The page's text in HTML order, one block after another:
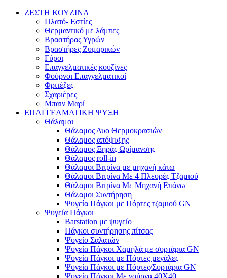
ΖΕΣΤΗ ΚΟΥΖΙΝΑ
Πλατό- Εστίες
Θερμαντικό με λάμπες
Βραστήρας Υγρών
Βραστήρες Ζυμαρικών
Γύροι
Επαγγελματικές κουζίνες
Φούρνοι Επαγγελματικοί
Φριτέζες
Σχαριέρες
Μπαιν Μαρί
ΕΠΑΓΓΕΛΜΑΤΙΚΗ ΨΥΞΗ
Θάλαμοι
Θάλαμος Δυο Θερμοκρασιών
Θάλαμος απόψυξης
Θάλαμος Ξηράς Ωρίμανσης
Θάλαμος roll-in
Θάλαμοι Βιτρίνα με μηχανή κάτω
Θάλαμοι Βιτρίνα Με 4 Πλευρές Τζαμιού
Θάλαμοι Βιτρίνα Με Μηχανή Επάνω
Θάλαμοι Συντήρηση
Ψυγεία Πάγκοι με Πόρτες τζαμιού GN
Ψυγεία Πάγκοι
Barstation με ψυγείο
Πάγκοι συντήρησης πίτσας
Ψυγείο Σαλατών
Ψυγεία Πάγκοι Χαμηλά με συρτάρια GN
Ψυγεία Πάγκοι με Πόρτες μεγάλες
Ψυγεία Πάγκοι με Πόρτες/Συρτάρια GN
Ψυγεία Πάγκοι Με γούρνα 40Χ40